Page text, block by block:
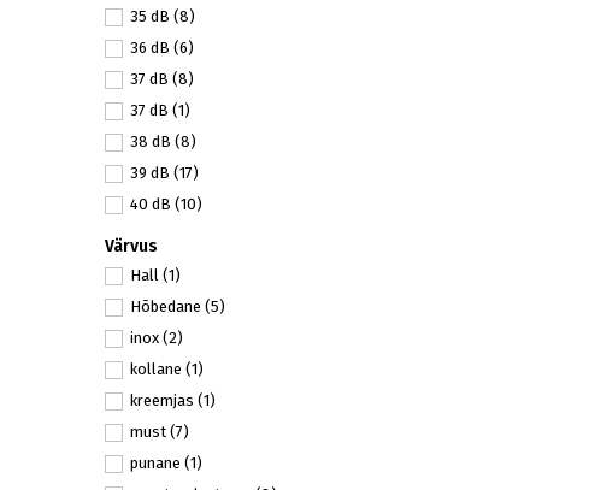
35 dB (8)
36 dB (6)
37 dB (8)
37 dB (1)
38 dB (8)
39 dB (17)
40 dB (10)
Värvus
Hall (1)
Hõbedane (5)
inox (2)
kollane (1)
kreemjas (1)
must (7)
punane (1)